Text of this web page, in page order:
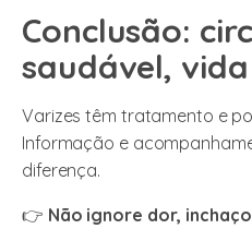
Conclusão:
saudável,
Varizes têm tratamento e
Informação e
diferença.
👉 Não ignore dor,